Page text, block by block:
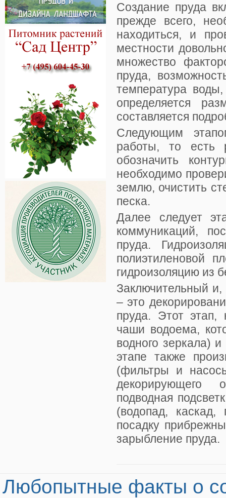
Создание пруда
прежде всего,
находиться, и
местности
множество
пруда,
температура
определяется
составляется
Следующим
работы, то есть
обозначить
необходимо
землю, очистить
песка.
Далее следует
коммуникаций,
пруда.
полиэтиленовой
гидроизоляцию из
Заключительный
– это
пруда. Этот этап,
чаши водоема,
водного зеркала)
этапе также
(фильтры и
декорирующего
подводная
(водопад,
посадку
зарыбление пруда.
Любопытные факты о